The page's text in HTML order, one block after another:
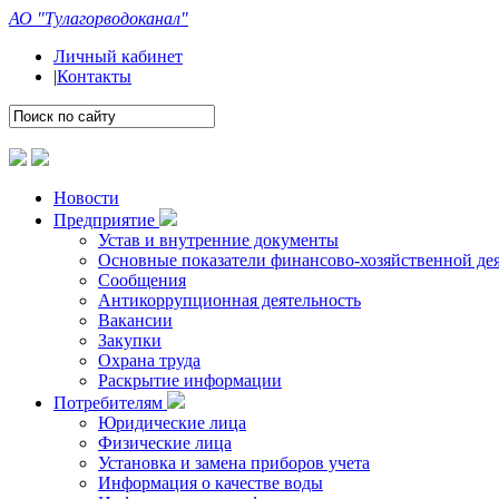
АО "Тулагорводоканал"
Личный кабинет
|Контакты
Новости
Предприятие
Устав и внутренние документы
Основные показатели финансово-хозяйственной
Сообщения
Антикоррупционная деятельность
Вакансии
Закупки
Охрана труда
Раскрытие информации
Потребителям
Юридические лица
Физические лица
Установка и замена приборов учета
Информация о качестве воды